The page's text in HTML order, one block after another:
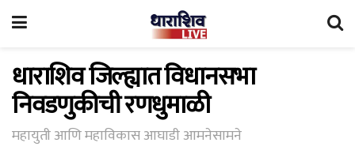
धाराशिव जिल्ह्यात विधानसभा
निवडणुकीची रणधुमाळी
महायुती आणि महाविकास आघाडी आमनेसामने